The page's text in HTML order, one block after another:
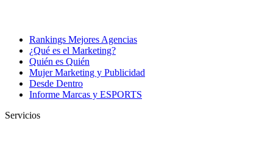
Rankings Mejores Agencias
¿Qué es el Marketing?
Quién es Quién
Mujer Marketing y Publicidad
Desde Dentro
Informe Marcas y ESPORTS
Servicios